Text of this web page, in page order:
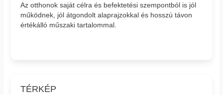
Az otthonok saját célra és befektetési szempontból is jól
működnek, jól átgondolt alaprajzokkal és hosszú távon
értékálló műszaki tartalommal.
TÉRKÉP